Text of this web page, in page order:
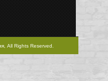
All Rights Reserved.